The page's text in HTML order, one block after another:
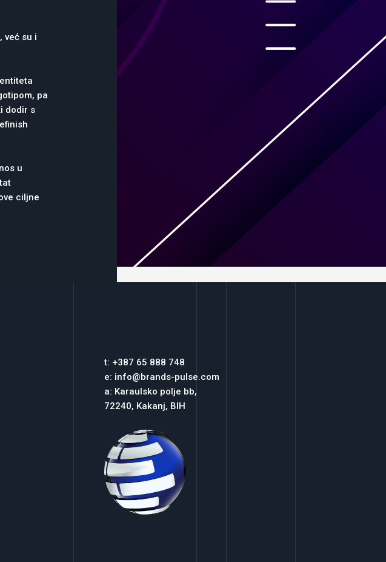
već su i
pa
dodir s
u
ciljne
t: +387 65 888 748
e: info@brands-pulse.com
a: Karaulsko polje bb,
72240, Kakanj, BIH